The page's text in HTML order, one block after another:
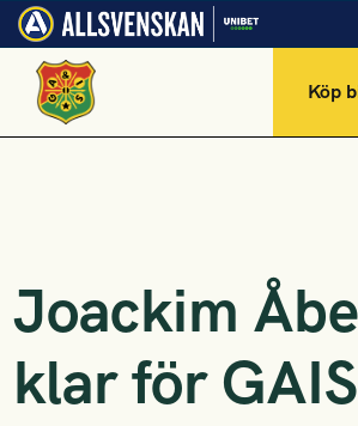
Köp
Joackim
klar för GAIS